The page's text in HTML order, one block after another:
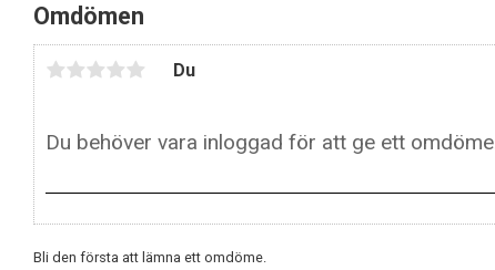
Omdömen
Du
Bli den första att lämna ett omdöme.